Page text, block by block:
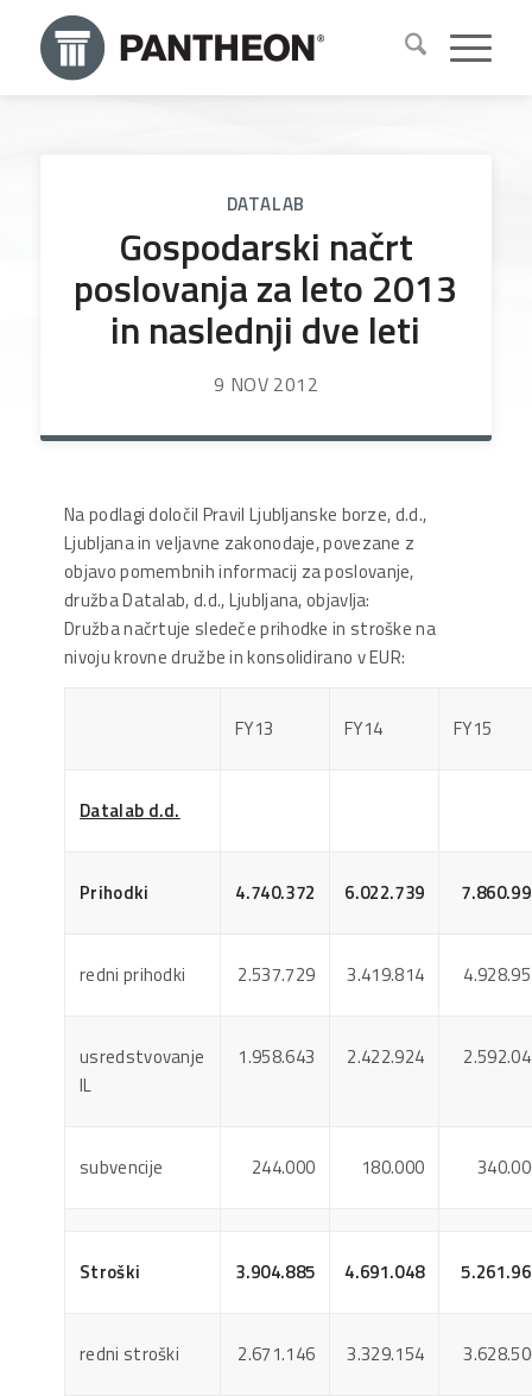
DATALAB
Gospodarski načrt
poslovanja za leto 2013
in naslednji dve leti
9 NOV 2012
Na podlagi določil Pravil Ljubljanske borze, d.d.,
Ljubljana in veljavne zakonodaje, povezane z
objavo pomembnih informacij za poslovanje,
družba Datalab, d.d., Ljubljana, objavlja:
Družba načrtuje sledeče prihodke in stroške na
nivoju krovne družbe in konsolidirano v EUR:
FY13 FY14 FY15
Datalab d.d.
Prihodki 4.740.372 6.022.739
redni prihodki 2.537.729 3.419.814
usredstvovanje
IL
1.958.643 2.422.924
subvencije 244.000 180.000
Stroški 3.904.885 4.691.048
redni stroški 2.671.146 3.329.154